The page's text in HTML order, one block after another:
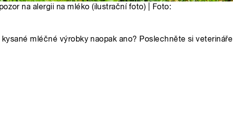
na alergii na mléko (ilustrační foto) | Foto:
mléčné výrobky naopak ano? Poslechněte si veterináře